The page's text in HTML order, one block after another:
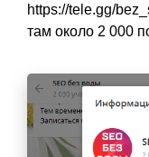
https://tele.gg/
там около 2 000